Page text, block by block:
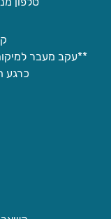
**עקב מעבר למיקום חדש
כרגע